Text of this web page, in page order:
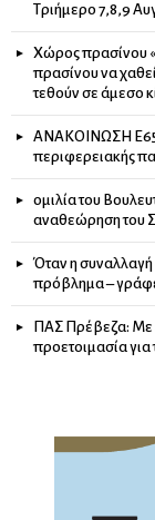
Τριήμερο 7,8,9
Χώρος πρασίνου
πρασίνου να
τεθούν σε άμεσο
ΑΝΑΚΟΙΝΩΣΗ
περιφερειακής
ομιλία του
αναθεώρηση του
Όταν η
πρόβλημα –
ΠΑΣ Πρέβεζα: Με
προετοιμασία για